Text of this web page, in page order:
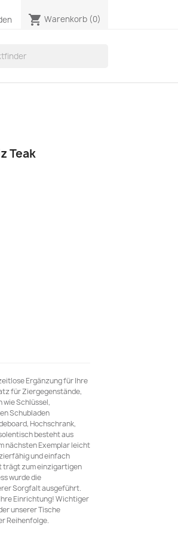
shopping_cart Warenkorb (0)
Teak
Ergänzung für Ihre
für Ziergegenstände,
wie Schlüssel,
Schubladen
Hochschrank,
besteht aus
nächsten Exemplar leicht
und einfach
trägt zum einzigartigen
wurde die
Sorgfalt ausgeführt.
Einrichtung! Wichtiger
unserer Tische
Reihenfolge.